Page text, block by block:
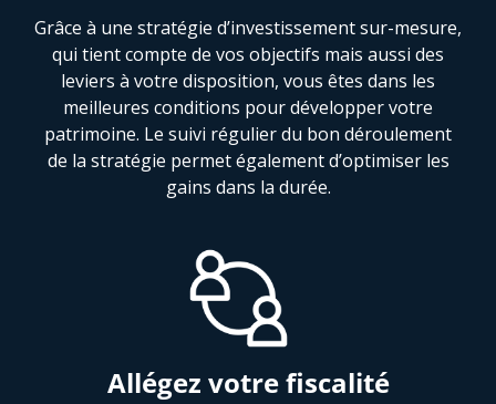
Grâce à une stratégie d’investissement sur-mesure,
qui tient compte de vos objectifs mais aussi des
leviers à votre disposition, vous êtes dans les
meilleures conditions pour développer votre
patrimoine. Le suivi régulier du bon déroulement
de la stratégie permet également d’optimiser les
gains dans la durée.
Allégez votre fiscalité